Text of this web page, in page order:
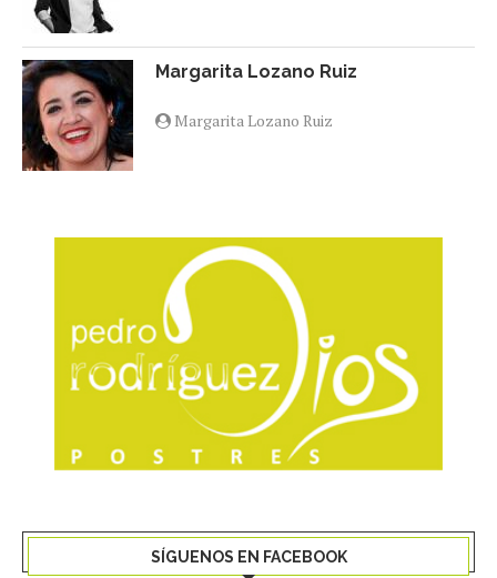
Margarita Lozano Ruiz
Margarita Lozano Ruiz
SÍGUENOS EN FACEBOOK